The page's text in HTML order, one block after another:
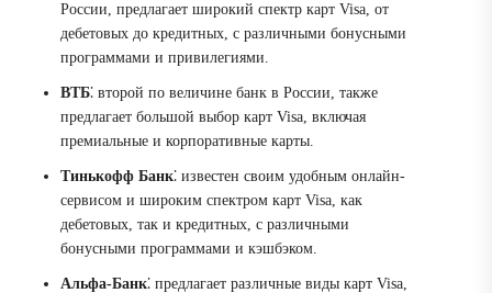
России, предлагает широкий спектр карт Visa, от
дебетовых до кредитных, с различными бонусными
программами и привилегиями.
ВТБ⁚ второй по величине банк в России, также
предлагает большой выбор карт Visa, включая
премиальные и корпоративные карты.
Тинькофф Банк⁚ известен своим удобным онлайн-
сервисом и широким спектром карт Visa, как
дебетовых, так и кредитных, с различными
бонусными программами и кэшбэком.
Альфа-Банк⁚ предлагает различные виды карт Visa,